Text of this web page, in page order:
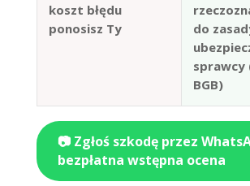
koszt błędu
ponosisz Ty
do
sprawcy
BGB)
📷 Zgłoś szkodę przez
bezpłatna wstępna ocena